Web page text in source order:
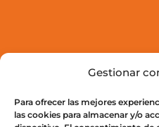
Gestionar
Para ofrecer las mejores
las cookies para almacenar y/o
Aula Virtual
Cursos